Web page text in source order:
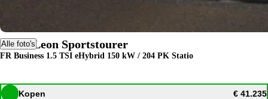
Alle foto's
SEAT Leon Sportstourer
FR Business 1.5 TSI eHybrid 150 kW / 204 PK Statio
Kopen € 41.235